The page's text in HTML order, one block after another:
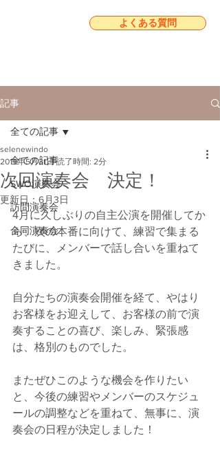
よくある質問
記事
全ての記事
SWO演奏会
訪問演奏会
合同演奏会
全ての記事
次回演奏会 決定！
selenewindo
2019年5月31日 読了時間: 2分
更新日： 6月3日
4月に久しぶりの自主公演を開催してか
ら、次の本番に向けて、練習で集まる
たびに、メンバーで話し合いを重ねて
きました。
自分たちの演奏会開催を経て、やはり
お客様をお迎えして、お客様の前で演
奏することの喜び、楽しみ、緊張感
は、格別のものでした。
またぜひこのような機会を作りたい
と、今後の練習やメンバーのスケジュ
ールの調整などを重ねて、無事に、演
奏会の日程が決定しました！